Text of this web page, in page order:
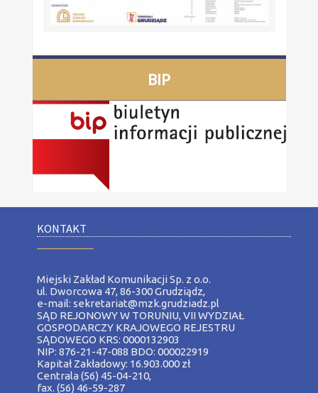
BIP
KONTAKT
Miejski Zakład Komunikacji Sp. z o.o.
ul. Dworcowa 47, 86-300 Grudziądz,
e-mail: sekretariat@mzk.grudziadz.pl
SĄD REJONOWY W TORUNIU, VII WYDZIAŁ
GOSPODARCZY KRAJOWEGO REJESTRU
SĄDOWEGO KRS: 0000132903
NIP: 876-21-47-088 BDO: 000022919
Kapitał Zakładowy: 16.903.000 zł
Centrala (56) 45-04-210,
fax. (56) 46-59-287